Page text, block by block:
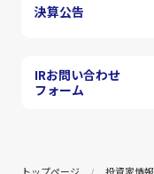
決算公告
IRお問い合わせ
フォーム